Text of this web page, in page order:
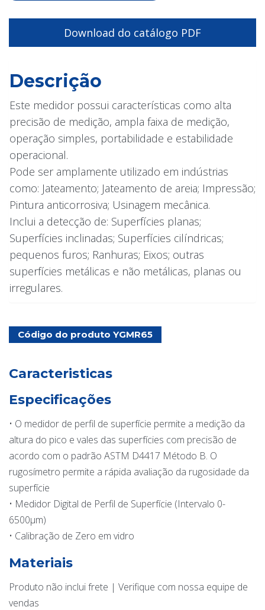
Download do catálogo PDF
Descrição
Este medidor possui características como alta
precisão de medição, ampla faixa de medição,
operação simples, portabilidade e estabilidade
operacional.
Pode ser amplamente utilizado em indústrias
como: Jateamento; Jateamento de areia; Impressão;
Pintura anticorrosiva; Usinagem mecânica.
Inclui a detecção de: Superfícies planas;
Superfícies inclinadas; Superfícies cilíndricas;
pequenos furos; Ranhuras; Eixos; outras
superfícies metálicas e não metálicas, planas ou
irregulares.
Código do produto YGMR65
Caracteristicas
Especificações
• O medidor de perfil de superfície permite a medição da
altura do pico e vales das superfícies com precisão de
acordo com o padrão ASTM D4417 Método B. O
rugosímetro permite a rápida avaliação da rugosidade da
superfície
• Medidor Digital de Perfil de Superfície (Intervalo 0-
6500µm)
• Calibração de Zero em vidro
Materiais
Produto não inclui frete | Verifique com nossa equipe de
vendas